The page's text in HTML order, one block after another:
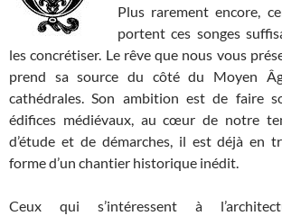
Plus rarement encore,
portent ces songes
les concrétiser. Le rêve que nous vous
prend sa source du côté du Moyen
cathédrales. Son ambition est de faire
édifices médiévaux, au cœur de notre
d’étude et de démarches, il est déjà en
forme d’un chantier historique inédit.
Ceux qui s’intéressent à